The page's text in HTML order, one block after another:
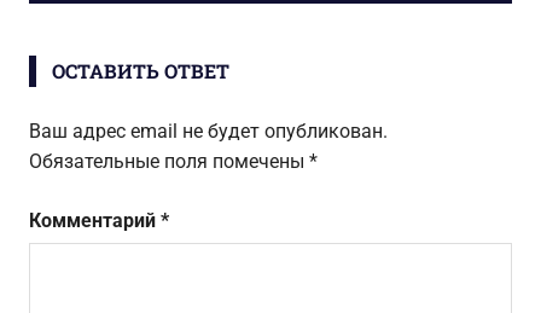
ОСТАВИТЬ ОТВЕТ
Ваш адрес email не будет опубликован.
Обязательные поля помечены *
Комментарий *